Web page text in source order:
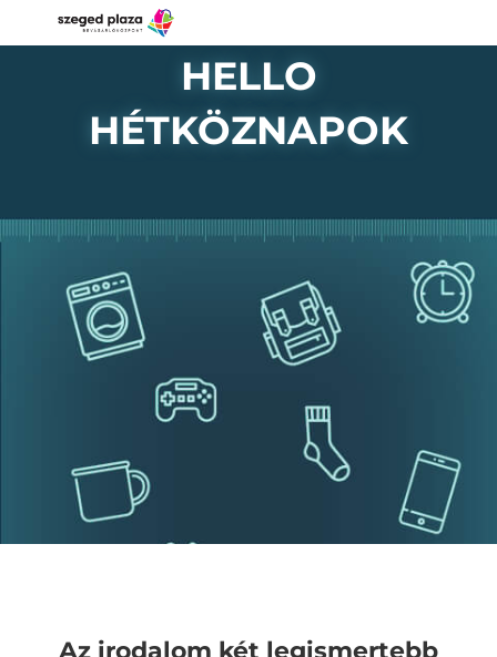
HELLO
HÉTKÖZNAPOK
Az irodalom két legismertebb